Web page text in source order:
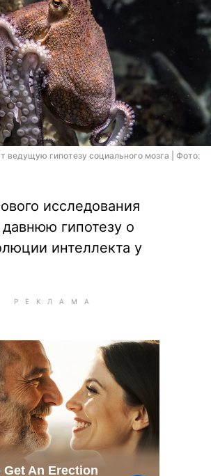
ведущую гипотезу социального мозга | Фото:
исследования
гипотезу о
интеллекта у